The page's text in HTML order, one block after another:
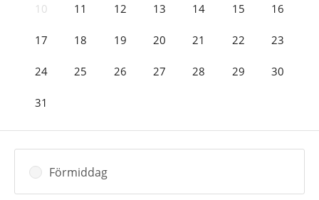
10 11 12 13 14 15 16
17 18 19 20 21 22 23
24 25 26 27 28 29 30
31
Förmiddag